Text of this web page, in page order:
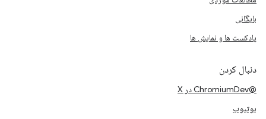
بایگانی
پادکست ها و نمایش ها
دنبال کردن
@ChromiumDev در X
یوتیوب